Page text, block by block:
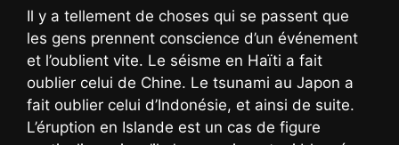
Il y a tellement de choses qui se passent que
les gens prennent conscience d’un événement
et l’oublient vite. Le séisme en Haïti a fait
oublier celui de Chine. Le tsunami au Japon a
fait oublier celui d’Indonésie, et ainsi de suite.
L’éruption en Islande est un cas de figure